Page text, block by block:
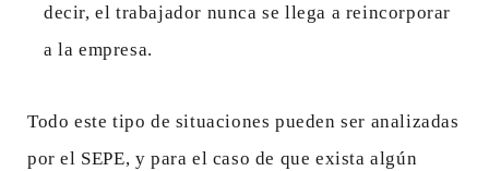
decir, el trabajador nunca se llega a reincorporar
a la empresa.
Todo este tipo de situaciones pueden ser analizadas
por el SEPE, y para el caso de que exista algún